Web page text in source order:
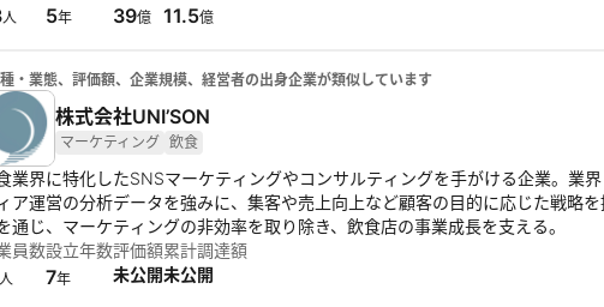
人 5年 39億 11.5億
・業態、評価額、企業規模、経営者の出身企業が類似しています
株式会社UNI’SON
マーケティング 飲食
業界に特化したSNSマーケティングやコンサルティングを手がける企業。業
ア運営の分析データを強みに、集客や売上向上など顧客の目的に応じた戦略
通じ、マーケティングの非効率を取り除き、飲食店の事業成長を支える。
員数
人
設立年数
7年
評価額
未公開
累計調達額
未公開